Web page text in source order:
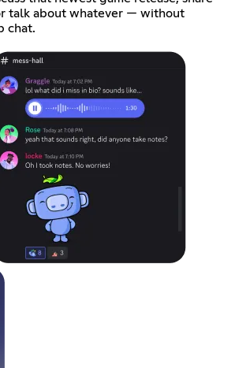
talk about whatever — without
chat.